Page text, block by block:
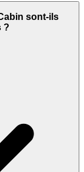
sont-ils
?